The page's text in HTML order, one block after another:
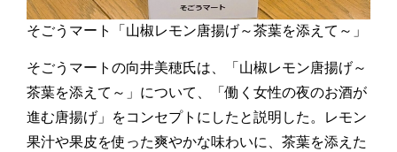
そごうマート「山椒レモン唐揚げ～茶葉を添えて～」
そごうマートの向井美穂氏は、「山椒レモン唐揚げ～
茶葉を添えて～」について、「働く女性の夜のお酒が
進む唐揚げ」をコンセプトにしたと説明した。レモン
果汁や果皮を使った爽やかな味わいに、茶葉を添えた